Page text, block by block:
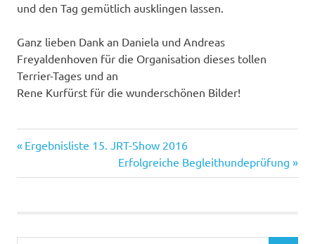
und den Tag gemütlich ausklingen lassen.
Ganz lieben Dank an Daniela und Andreas
Freyaldenhoven für die Organisation dieses tollen
Terrier-Tages und an
Rene Kurfürst für die wunderschönen Bilder!
Beitragsnavigation
Vorheriger
Ergebnisliste 15. JRT-Show 2016
Nächster
Beitrag:
Erfolgreiche Begleithundeprüfung